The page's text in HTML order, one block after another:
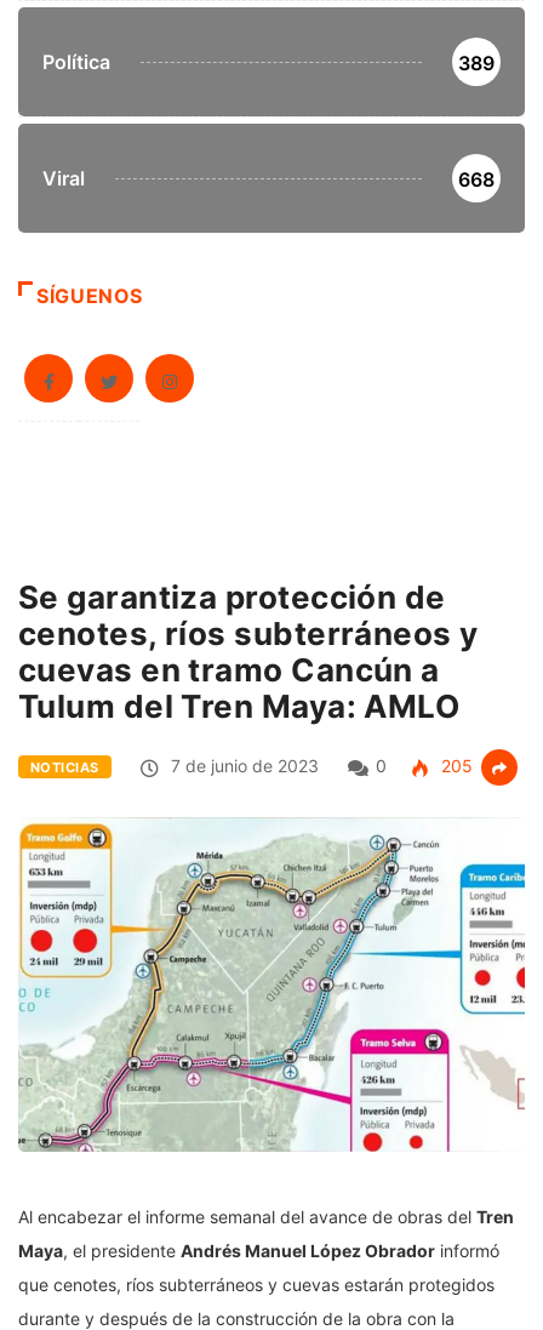
Política 389
Viral 668
SÍGUENOS
Se garantiza protección de
cenotes, ríos subterráneos y
cuevas en tramo Cancún a
Tulum del Tren Maya: AMLO
NOTICIAS 7 de junio de 2023 0 205
Al encabezar el informe semanal del avance de obras del Tren
Maya, el presidente Andrés Manuel López Obrador informó
que cenotes, ríos subterráneos y cuevas estarán protegidos
durante y después de la construcción de la obra con la